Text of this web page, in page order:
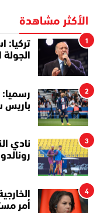
الأكثر مشاهدة
1
تركيا:
الجولة
2
باريس
3
نادي
رونالدو
4
أمر